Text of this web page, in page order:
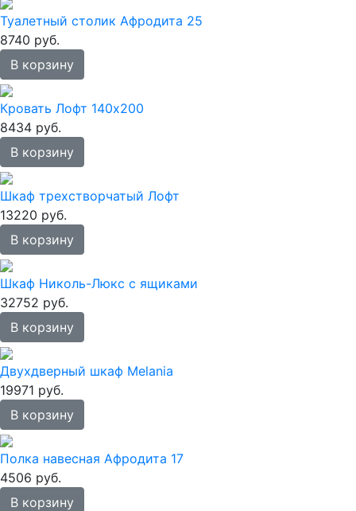
Туалетный столик Афродита 25
8740 руб.
В корзину
Кровать Лофт 140х200
8434 руб.
В корзину
Шкаф трехстворчатый Лофт
13220 руб.
В корзину
Шкаф Николь-Люкс с ящиками
32752 руб.
В корзину
Двухдверный шкаф Melania
19971 руб.
В корзину
Полка навесная Афродита 17
4506 руб.
В корзину